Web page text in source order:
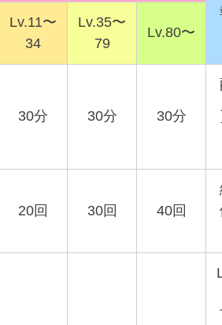
Lv.11〜
34
Lv.35〜
79
Lv.80〜
30分 30分 30分
20回 30回 40回